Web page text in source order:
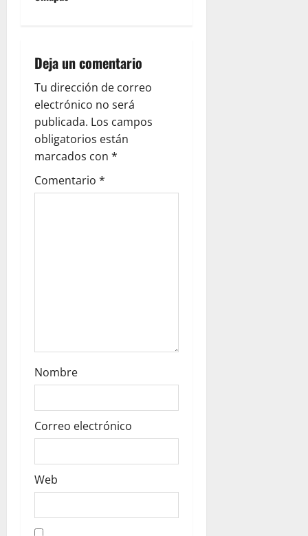
a
t
i
o
n
Deja un comentario
Tu dirección de correo
electrónico no será
publicada. Los campos
obligatorios están
marcados con *
Comentario *
Nombre
Correo electrónico
Web